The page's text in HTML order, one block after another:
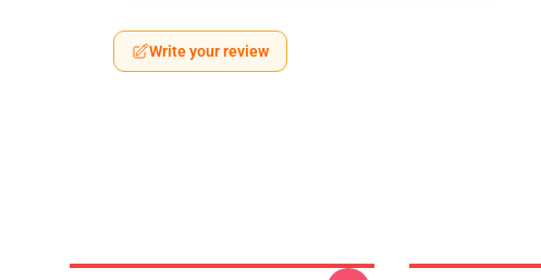
Write your review